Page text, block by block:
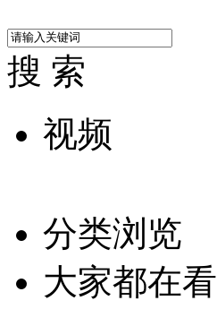
搜 索
视频
分类浏览
大家都在看